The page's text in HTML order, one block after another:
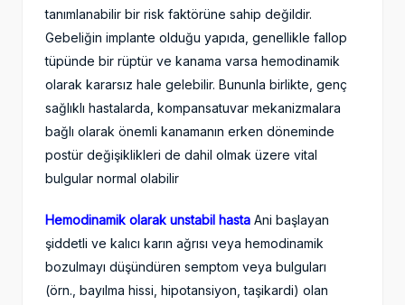
tanımlanabilir bir risk faktörüne sahip değildir.
Gebeliğin implante olduğu yapıda, genellikle fallop
tüpünde bir rüptür ve kanama varsa hemodinamik
olarak kararsız hale gelebilir. Bununla birlikte, genç
sağlıklı hastalarda, kompansatuvar mekanizmalara
bağlı olarak önemli kanamanın erken döneminde
postür değişiklikleri de dahil olmak üzere vital
bulgular normal olabilir
Hemodinamik olarak unstabil hasta Ani başlayan
şiddetli ve kalıcı karın ağrısı veya hemodinamik
bozulmayı düşündüren semptom veya bulguları
(örn., bayılma hissi, hipotansiyon, taşikardi) olan